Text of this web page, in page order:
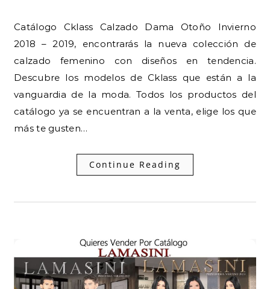
Catálogo Cklass Calzado Dama Otoño Invierno
2018 – 2019, encontrarás la nueva colección de
calzado femenino con diseños en tendencia.
Descubre los modelos de Cklass que están a la
vanguardia de la moda. Todos los productos del
catálogo ya se encuentran a la venta, elige los que
más te gusten…
Continue Reading